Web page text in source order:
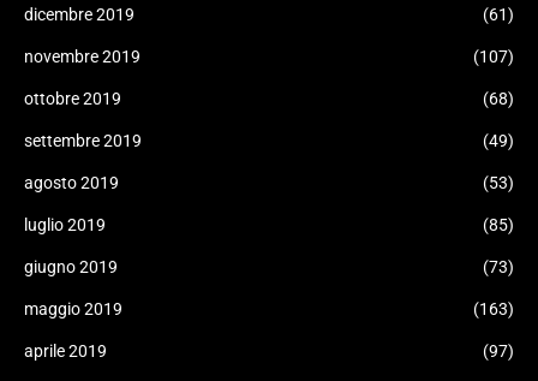
dicembre 2019 (61)
novembre 2019 (107)
ottobre 2019 (68)
settembre 2019 (49)
agosto 2019 (53)
luglio 2019 (85)
giugno 2019 (73)
maggio 2019 (163)
aprile 2019 (97)